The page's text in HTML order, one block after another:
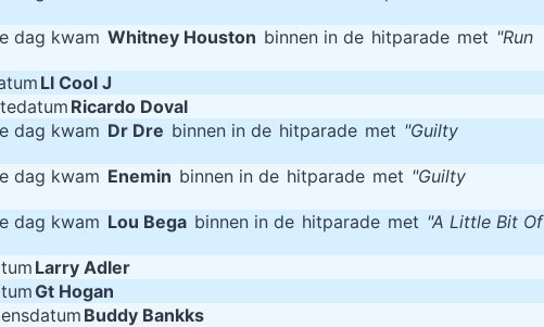
dag kwam Whitney Houston binnen in de hitparade met "Run
Ll Cool J
Ricardo Doval
dag kwam Dr Dre binnen in de hitparade met "Guilty
dag kwam Enemin binnen in de hitparade met "Guilty
dag kwam Lou Bega binnen in de hitparade met "A Little Bit Of
Larry Adler
Gt Hogan
Buddy Bankks